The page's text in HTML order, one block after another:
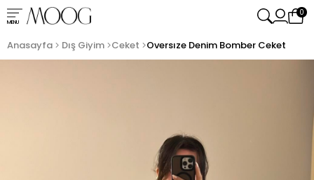
MENU
0
Anasayfa Dış Giyim Ceket Oversıze Denim Bomber Ceket